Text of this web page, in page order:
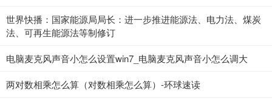
世界快播：国家能源局局长：进一步推进能源法、电力法、煤炭
法、可再生能源法等制修订
电脑麦克风声音小怎么设置win7_电脑麦克风声音小怎么调大
两对数相乘怎么算（对数相乘怎么算）-环球速读